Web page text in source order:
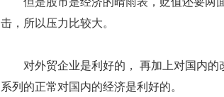
击，所以压力比较大。
对外贸企业是利好的， 再加上对国内的
系列的正常对国内的经济是利好的。